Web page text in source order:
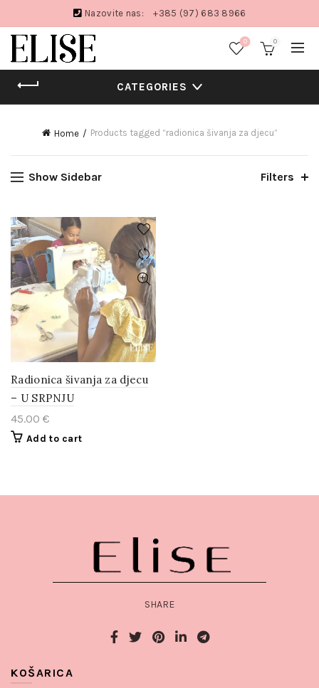
Nazovite nas: +385 (97) 683 8966
0 0
CATEGORIES
Home Products tagged “radionica šivanja za djecu”
Show Sidebar Filters
Radionica šivanja za djecu
– U SRPNJU
45.00 €
Add to cart
SHARE
KOŠARICA